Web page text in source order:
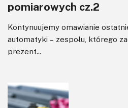
pomiarowych cz.2
Kontynuujemy omawianie
automatyki – zespołu, którego
prezent...